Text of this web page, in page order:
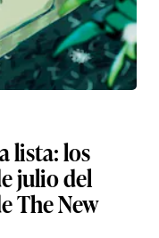
lista: los
julio del
The New